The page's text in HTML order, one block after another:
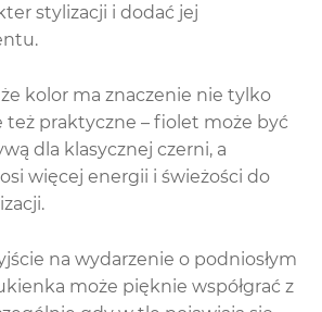
stylizacji i dodać jej
kolor ma znaczenie nie tylko
też praktyczne – fiolet może być
dla klasycznej czerni, a
więcej energii i świeżości do
na wydarzenie o podniosłym
może pięknie współgrać z